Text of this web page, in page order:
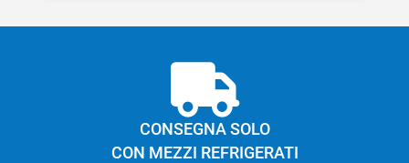
CONSEGNA SOLO
CON MEZZI REFRIGERATI